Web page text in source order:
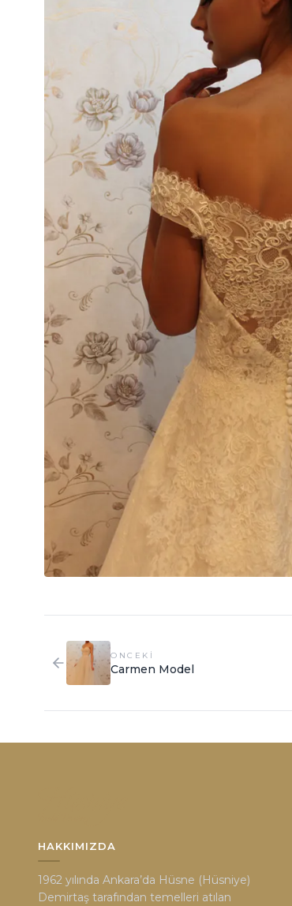
ONCEKI
Carmen Model
HAKKIMIZDA
1962 yılında Ankara’da Hüsne (Hüsniye)
Demirtaş tarafından temelleri atılan